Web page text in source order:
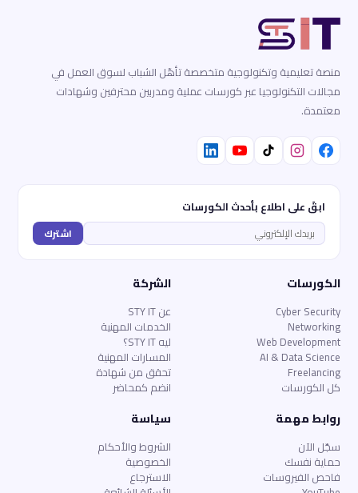
منصة تعليمية وتكنولوجية متخصصة تأهّل الشباب لسوق العمل في
مجالات التكنولوجيا عبر كورسات عملية ومدربين محترفين وشهادات
معتمدة.
ابقَ على اطلاع بأحدث الكورسات
اشترك
الكورسات
Cyber Security
Networking
Web Development
AI & Data Science
Freelancing
كل الكورسات
الشركة
عن STY IT
الخدمات المهنية
ليه STY IT؟
المسارات المهنية
تحقق من شهادة
انضم كمحاضر
روابط مهمة
سجّل الآن
حماية نفسك
فاحص الفيروسات
سياسة
الشروط والأحكام
الخصوصية
الاسترجاع